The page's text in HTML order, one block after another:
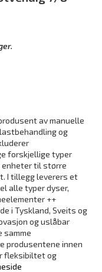
av manuelle
og
forskjellige typer
enheter til større
I tillegg leverers et
alle typer dyser,
++
i Tyskland, Sveits og
og uslåbar
samme
produsentene innen
fleksibiltet og